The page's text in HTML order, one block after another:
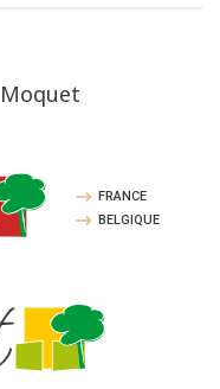
FRANCE
BELGIQUE